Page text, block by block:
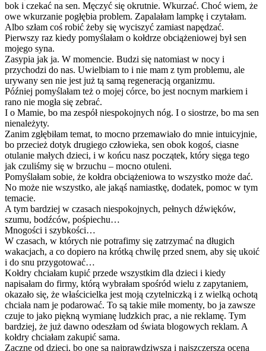
bok i czekać na sen. Męczyć się okrutnie. Wkurzać. Choć wiem, że
owe wkurzanie pogłębia problem. Zapalałam lampkę i czytałam.
Albo szłam coś robić żeby się wyciszyć zamiast napędzać.
Pierwszy raz kiedy pomyślałam o kołdrze obciążeniowej był sen
mojego syna.
Zasypia jak ja. W momencie. Budzi się natomiast w nocy i
przychodzi do nas. Uwielbiam to i nie mam z tym problemu, ale
urywany sen nie jest już tą samą regeneracją organizmu.
Później pomyślałam też o mojej córce, bo jest nocnym markiem i
rano nie mogła się zebrać.
I o Mamie, bo ma zespół niespokojnych nóg. I o siostrze, bo ma sen
nienależyty.
Zanim zgłębiłam temat, to mocno przemawiało do mnie intuicyjnie,
bo przecież dotyk drugiego człowieka, sen obok kogoś, ciasne
otulanie małych dzieci, i w końcu nasz początek, który sięga tego
jak czuliśmy się w brzuchu – mocno otuleni.
Pomyślałam sobie, że kołdra obciążeniowa to wszystko może dać.
No może nie wszystko, ale jakąś namiastkę, dodatek, pomoc w tym
temacie.
A tym bardziej w czasach niespokojnych, pełnych dźwięków,
szumu, bodźców, pośpiechu…
Mnogości i szybkości…
W czasach, w których nie potrafimy się zatrzymać na długich
wakacjach, a co dopiero na krótką chwilę przed snem, aby się ukoić
i do snu przygotować…
Kołdry chciałam kupić przede wszystkim dla dzieci i kiedy
napisałam do firmy, którą wybrałam spośród wielu z zapytaniem,
okazało się, że właścicielka jest moją czytelniczką i z wielką ochotą
chciała nam je podarować. To są takie miłe momenty, bo ja zawsze
czuje to jako piękną wymianę ludzkich prac, a nie reklamę. Tym
bardziej, że już dawno odeszłam od świata blogowych reklam. A
kołdry chciałam zakupić sama.
Zacznę od dzieci, bo one są najprawdziwszą i najszczerszą oceną